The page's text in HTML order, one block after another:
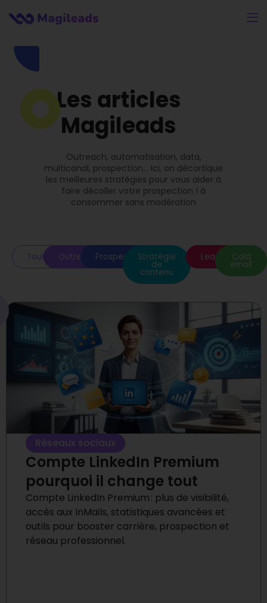
Les articles
Magileads
Outreach, automatisation, data,
multicanal, prospection… Ici, on décortique
les meilleures stratégies pour vous aider à
faire décoller votre prospection ! à
consommer sans modération
Toutes OutreachProspectionStratégie
de
contenu
Leads Cold
email
Réseaux sociaux
Compte LinkedIn Premium
pourquoi il change tout
Compte LinkedIn Premium : plus de visibilité,
accès aux InMails, statistiques avancées et
outils pour booster carrière, prospection et
réseau professionnel.